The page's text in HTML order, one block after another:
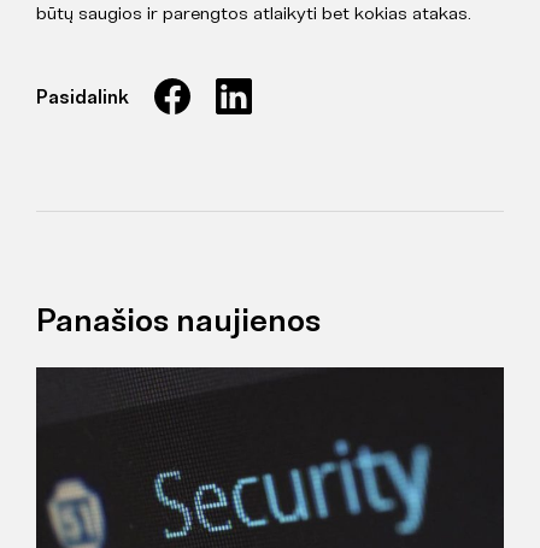
būtų saugios ir parengtos atlaikyti bet kokias atakas.
Pasidalink
Panašios naujienos